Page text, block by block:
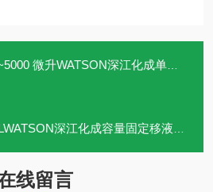
升WATSON深江化成单通道移液器NEXTY-S5000
深江化成容量固定移液器NEXTY-F20
线留言